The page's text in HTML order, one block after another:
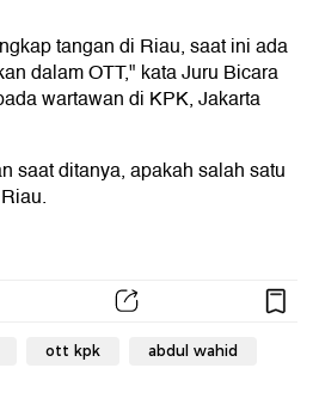
tangan di Riau, saat ini ada
dalam OTT," kata Juru Bicara
wartawan di KPK, Jakarta
saat ditanya, apakah salah satu
ott kpk abdul wahid